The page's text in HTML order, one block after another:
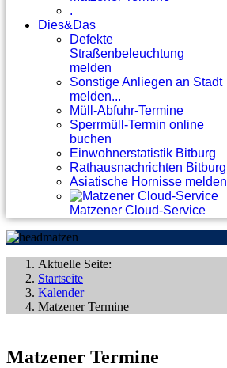
.
Dies&Das
Defekte
Straßenbeleuchtung
melden
Sonstige Anliegen an Stadt
melden...
Müll-Abfuhr-Termine
Sperrmüll-Termin online
buchen
Einwohnerstatistik Bitburg
Rathausnachrichten Bitburg
Asiatische Hornisse melden
Matzener Cloud-Service
Aktuelle Seite:
Startseite
Kalender
Matzener Termine
Matzener Termine